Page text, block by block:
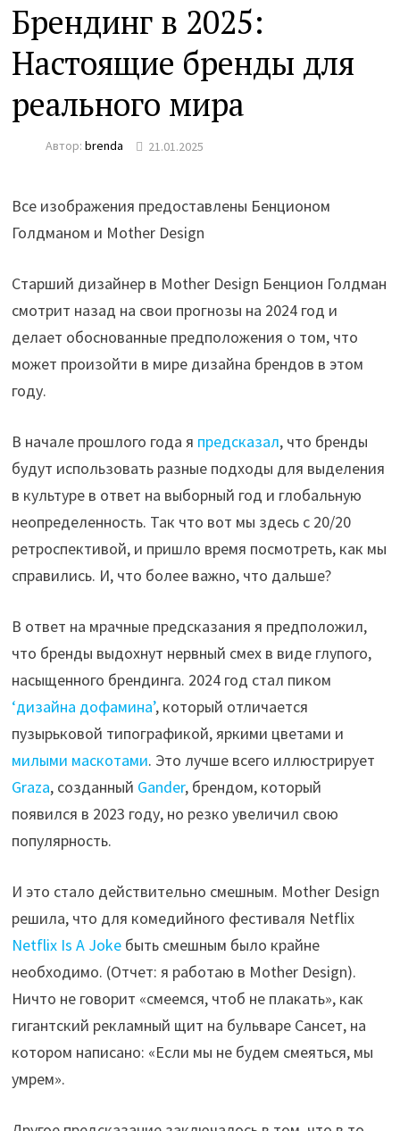
Брендинг в 2025:
Настоящие бренды для
реального мира
Автор:brenda 21.01.2025
Все изображения предоставлены Бенционом
Голдманом и Mother Design
Старший дизайнер в Mother Design Бенцион Голдман
смотрит назад на свои прогнозы на 2024 год и
делает обоснованные предположения о том, что
может произойти в мире дизайна брендов в этом
году.
В начале прошлого года я предсказал, что бренды
будут использовать разные подходы для выделения
в культуре в ответ на выборный год и глобальную
неопределенность. Так что вот мы здесь с 20/20
ретроспективой, и пришло время посмотреть, как мы
справились. И, что более важно, что дальше?
В ответ на мрачные предсказания я предположил,
что бренды выдохнут нервный смех в виде глупого,
насыщенного брендинга. 2024 год стал пиком
‘дизайна дофамина’, который отличается
пузырьковой типографикой, яркими цветами и
милыми маскотами. Это лучше всего иллюстрирует
Graza, созданный Gander, брендом, который
появился в 2023 году, но резко увеличил свою
популярность.
И это стало действительно смешным. Mother Design
решила, что для комедийного фестиваля Netflix
Netflix Is A Joke быть смешным было крайне
необходимо. (Отчет: я работаю в Mother Design).
Ничто не говорит «смеемся, чтоб не плакать», как
гигантский рекламный щит на бульваре Сансет, на
котором написано: «Если мы не будем смеяться, мы
умрем».